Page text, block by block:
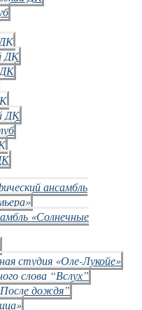
ДК
ДК
ансамбль
«Солнечные
студия «Оле-Лукойе»
слова “Вслух”
дождя”